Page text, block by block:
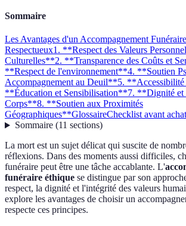
Sommaire
Les Avantages d'un Accompagnement
Respectueux1. **Respect des Valeurs
Culturelles**2. **Transparence des Coûts et
**Respect de l'environnement**4. **Soutien
Accompagnement au Deuil**5. **Accessibilité
**Éducation et Sensibilisation**7. **Dignité et
Corps**8. **Soutien aux Proximités
Géographiques**GlossaireChecklist avant achat
Sommaire(11 sections)
La mort est un sujet délicat qui suscite de
réflexions. Dans des moments aussi difficiles,
funéraire peut être une tâche accablante. L'
funéraire éthique se distingue par son
respect, la dignité et l'intégrité des valeurs
explore les avantages de choisir un
respecte ces principes.